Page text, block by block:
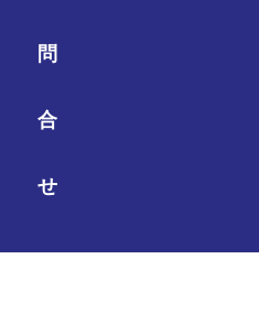
問
合
せ